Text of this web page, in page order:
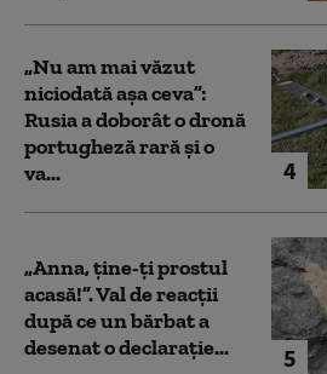
4
„Nu am mai văzut
niciodată așa ceva”:
Rusia a doborât o dronă
portugheză rară și o
va...
5
„Anna, ţine-ţi prostul
acasă!”. Val de reacții
după ce un bărbat a
desenat o declarație...